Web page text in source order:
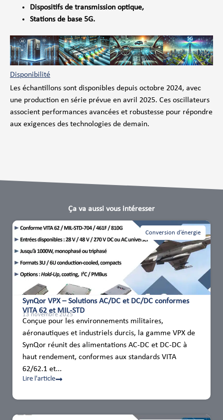
Dispositifs de transmission optique,
Stations de base 5G.
Disponibilité
Les échantillons sont disponibles depuis octobre 2024, avec
une production en série prévue en avril 2025. Ces oscillateurs
associent performances avancées et robustesse pour répondre
aux exigences des technologies de demain.
Ça va aussi vous intéresser
SynQor VPX – Solutions AC/DC et DC/DC conformes
VITA 62 et MIL-STD
Conversion d’énergie
13 novembre 2025
Conçue pour les environnements militaires,
aéronautiques et industriels durcis, la gamme VPX de
SynQor réunit des alimentations AC-DC et DC-DC à
haut rendement, conformes aux standards VITA
62/62.1 et...
Lire l'article